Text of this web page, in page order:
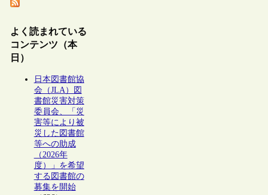
よく読まれている
コンテンツ（本
日）
日本図書館協
会（JLA）図
書館災害対策
委員会、「災
害等により被
災した図書館
等への助成
（2026年
度）」を希望
する図書館の
募集を開始